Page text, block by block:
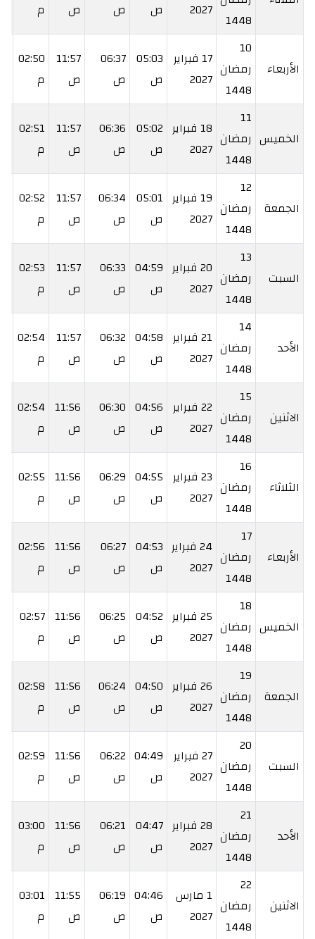
1448
2027 ص ص ص م
الأربعاء
10
رمضان
1448
17 فبراير
2027
05:03
ص
06:37
ص
11:57
ص
02:50
م
الخميس
11
رمضان
1448
18 فبراير
2027
05:02
ص
06:36
ص
11:57
ص
02:51
م
الجمعة
12
رمضان
1448
19 فبراير
2027
05:01
ص
06:34
ص
11:57
ص
02:52
م
السبت
13
رمضان
1448
20 فبراير
2027
04:59
ص
06:33
ص
11:57
ص
02:53
م
الأحد
14
رمضان
1448
21 فبراير
2027
04:58
ص
06:32
ص
11:57
ص
02:54
م
الاثنين
15
رمضان
1448
22 فبراير
2027
04:56
ص
06:30
ص
11:56
ص
02:54
م
الثلاثاء
16
رمضان
1448
23 فبراير
2027
04:55
ص
06:29
ص
11:56
ص
02:55
م
الأربعاء
17
رمضان
1448
24 فبراير
2027
04:53
ص
06:27
ص
11:56
ص
02:56
م
الخميس
18
رمضان
1448
25 فبراير
2027
04:52
ص
06:25
ص
11:56
ص
02:57
م
الجمعة
19
رمضان
1448
26 فبراير
2027
04:50
ص
06:24
ص
11:56
ص
02:58
م
السبت
20
رمضان
1448
27 فبراير
2027
04:49
ص
06:22
ص
11:56
ص
02:59
م
الأحد
21
رمضان
1448
28 فبراير
2027
04:47
ص
06:21
ص
11:56
ص
03:00
م
الاثنين
22
رمضان
1448
1 مارس
2027
04:46
ص
06:19
ص
11:55
ص
03:01
م